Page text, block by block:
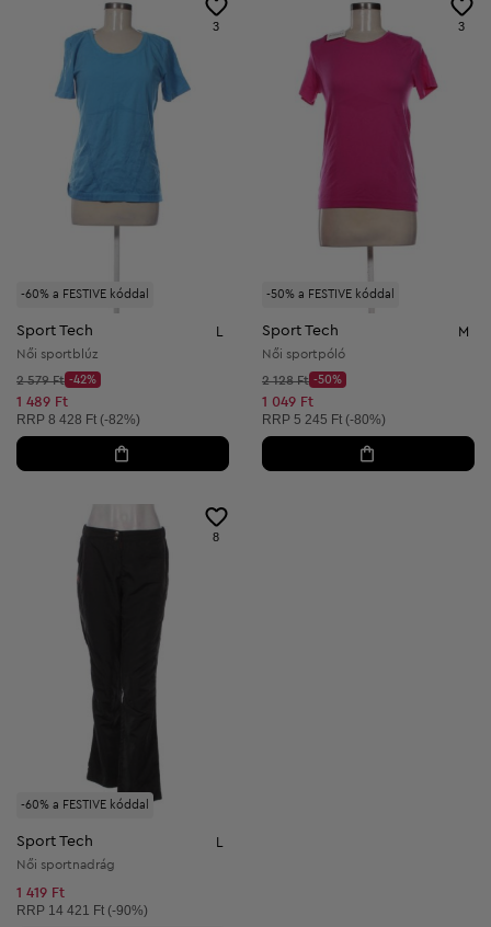
-60% a FESTIVE kóddal
3
Sport Tech L
Női sportblúz
Kezdő ár:
2 579 Ft
Discount Price:
-42%
Csökkentett ár:
1 489 Ft
Ajánlott ár:
RRP 8 428 Ft (-82%)
-50% a FESTIVE kóddal
3
Sport Tech M
Női sportpóló
Kezdő ár:
2 128 Ft
Discount Price:
-50%
Csökkentett ár:
1 049 Ft
Ajánlott ár:
RRP 5 245 Ft (-80%)
-60% a FESTIVE kóddal
8
Sport Tech
Női sportnadrág
1 419 Ft
Ajánlott ár:
RRP 14 421 Ft (-90%)